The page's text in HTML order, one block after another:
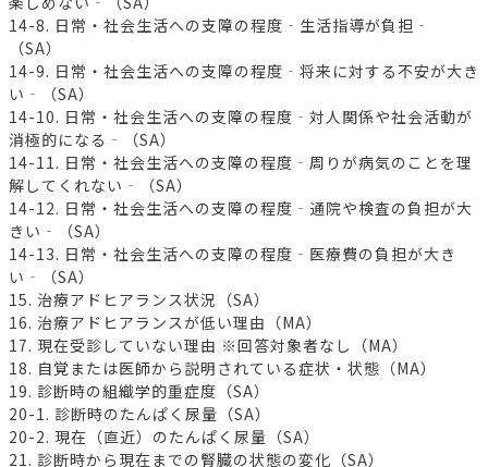
14-8. 日常・社会生活への支障の程度‐生活指導が負担‐
（SA）
14-9. 日常・社会生活への支障の程度‐将来に対する不安が大き
い‐（SA）
14-10. 日常・社会生活への支障の程度‐対人関係や社会活動が
消極的になる‐（SA）
14-11. 日常・社会生活への支障の程度‐周りが病気のことを理
解してくれない‐（SA）
14-12. 日常・社会生活への支障の程度‐通院や検査の負担が大
きい‐（SA）
14-13. 日常・社会生活への支障の程度‐医療費の負担が大き
い‐（SA）
15. 治療アドヒアランス状況（SA）
16. 治療アドヒアランスが低い理由（MA）
17. 現在受診していない理由 ※回答対象者なし（MA）
18. 自覚または医師から説明されている症状・状態（MA）
19. 診断時の組織学的重症度（SA）
20-1. 診断時のたんぱく尿量（SA）
20-2. 現在（直近）のたんぱく尿量（SA）
21. 診断時から現在までの腎臓の状態の変化（SA）